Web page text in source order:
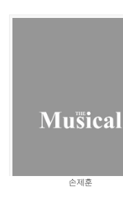
손제훈